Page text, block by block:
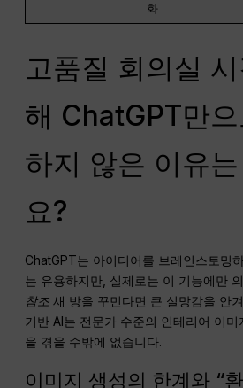
화
고품질 회의실
해 ChatGPT만
하지 않은 이유
요?
ChatGPT는 아이디어를 브레인스토밍
는 유용하지만, 실제로는 이 기능에만
참조 새 방을 꾸민다면 큰 실망감을 안
기반 AI는 전문가 수준의 인테리어 이
을 겪을 수밖에 없습니다.
이미지 생성의 한계와 “